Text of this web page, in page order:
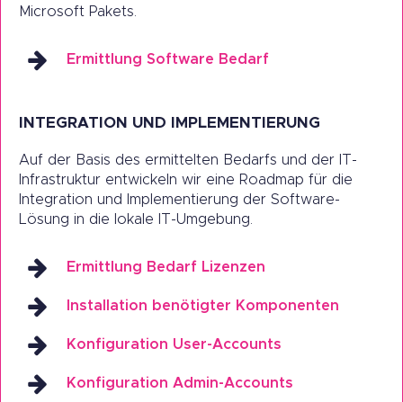
Microsoft Pakets.
Ermittlung Software Bedarf
INTEGRATION UND IMPLEMENTIERUNG
Auf der Basis des ermittelten Bedarfs und der IT-
Infrastruktur entwickeln wir eine Roadmap für die
Integration und Implementierung der Software-
Lösung in die lokale IT-Umgebung.
Ermittlung Bedarf Lizenzen
Installation benötigter Komponenten
Konfiguration User-Accounts
Konfiguration Admin-Accounts